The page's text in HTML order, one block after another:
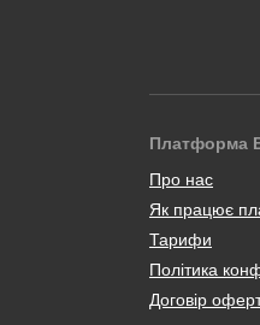
Платформа
Про нас
Як працює
Тарифи
Політика
Договір